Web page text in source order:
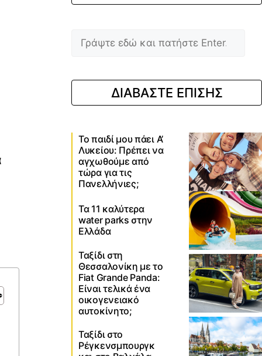
ΔΙΑΒΑΣΤΕ ΕΠΙΣΗΣ
Το παιδί μου πάει Α’
Λυκείου: Πρέπει να
αγχωθούμε από
τώρα για τις
Πανελλήνιες;
Τα 11 καλύτερα
water parks στην
Ελλάδα
Ταξίδι στη
Θεσσαλονίκη με το
Fiat Grande Panda:
Είναι τελικά ένα
οικογενειακό
αυτοκίνητο;
Ταξίδι στο
Ρέγκενσμπουργκ